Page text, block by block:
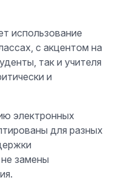
использование
с акцентом на
так и учителя
и
электронных
для разных
замены